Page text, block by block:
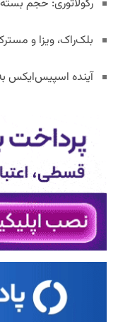
رگولاتوری: حجم
بلک‌راک، ویزا و
آینده اسپیس‌ایکس